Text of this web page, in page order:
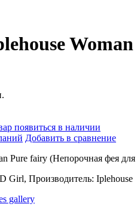
появиться в наличии
Добавить в сравнение
Pure fairy (Непорочная фея
Girl, Производитель: Iplehouse
gallery